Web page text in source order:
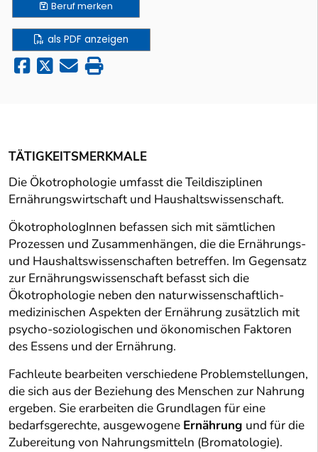
Berufmerken
als PDF anzeigen
TÄTIGKEITSMERKMALE
Die Ökotrophologie umfasst die Teildisziplinen
Ernährungswirtschaft und Haushaltswissenschaft.
ÖkotrophologInnen befassen sich mit sämtlichen
Prozessen und Zusammenhängen, die die Ernährungs-
und Haushaltswissenschaften betreffen. Im Gegensatz
zur Ernährungswissenschaft befasst sich die
Ökotrophologie neben den naturwissenschaftlich-
medizinischen Aspekten der Ernährung zusätzlich mit
psycho-soziologischen und ökonomischen Faktoren
des Essens und der Ernährung.
Fachleute bearbeiten verschiedene Problemstellungen,
die sich aus der Beziehung des Menschen zur Nahrung
ergeben. Sie erarbeiten die Grundlagen für eine
bedarfsgerechte, ausgewogene Ernährung und für die
Zubereitung von Nahrungsmitteln (Bromatologie).